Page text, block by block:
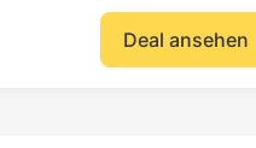
Deal ansehen